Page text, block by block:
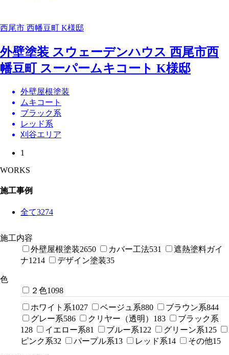
西尾市 西幡豆町 K様邸
外壁塗装 スウェーデンハウス 西尾市西
幡豆町 スーパームキコート K様邸
外壁屋根塗装
ムキコート
ブラック系
レッド系
刈谷エリア
1
WORKS
施工事例
全て3274
施工内容
外壁屋根塗装2650 カバー工法531
遮熱塗料ガイ
ナ1214 デザイン塗装35
色
２色1098
ホワイト系1027 ベージュ系880 ブラウン系844
グレー系586 クリヤー（透明） 183
ブラック系
128
イエロー系81 ブルー系122 グリーン系125
ピンク系32 パープル系13 レッド系14 その他15